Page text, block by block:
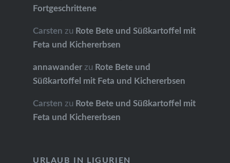
Fortgeschrittene
Carsten zu Rote Bete und Süßkartoffel mit
Feta und Kichererbsen
annawanderzu Rote Bete und
Süßkartoffel mit Feta und Kichererbsen
Carsten zu Rote Bete und Süßkartoffel mit
Feta und Kichererbsen
URLAUB IN LIGURIEN